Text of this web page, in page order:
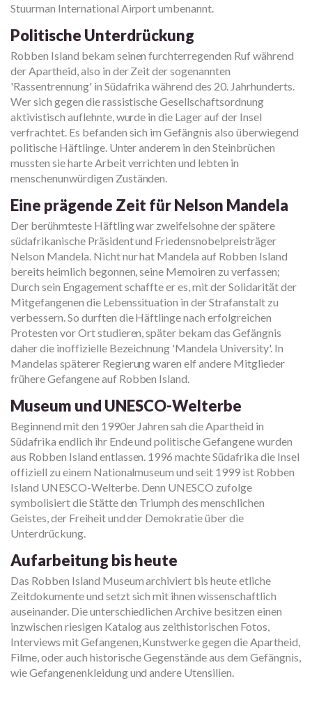
Stuurman International Airport umbenannt.
Politische Unterdrückung
Robben Island bekam seinen furchterregenden Ruf während
der Apartheid, also in der Zeit der sogenannten
'Rassentrennung' in Südafrika während des 20. Jahrhunderts.
Wer sich gegen die rassistische Gesellschaftsordnung
aktivistisch auflehnte, wurde in die Lager auf der Insel
verfrachtet. Es befanden sich im Gefängnis also überwiegend
politische Häftlinge. Unter anderem in den Steinbrüchen
mussten sie harte Arbeit verrichten und lebten in
menschenunwürdigen Zuständen.
Eine prägende Zeit für Nelson Mandela
Der berühmteste Häftling war zweifelsohne der spätere
südafrikanische Präsident und Friedensnobelpreisträger
Nelson Mandela. Nicht nur hat Mandela auf Robben Island
bereits heimlich begonnen, seine Memoiren zu verfassen;
Durch sein Engagement schaffte er es, mit der Solidarität der
Mitgefangenen die Lebenssituation in der Strafanstalt zu
verbessern. So durften die Häftlinge nach erfolgreichen
Protesten vor Ort studieren, später bekam das Gefängnis
daher die inoffizielle Bezeichnung 'Mandela University'. In
Mandelas späterer Regierung waren elf andere Mitglieder
frühere Gefangene auf Robben Island.
Museum und UNESCO-Welterbe
Beginnend mit den 1990er Jahren sah die Apartheid in
Südafrika endlich ihr Ende und politische Gefangene wurden
aus Robben Island entlassen. 1996 machte Südafrika die Insel
offiziell zu einem Nationalmuseum und seit 1999 ist Robben
Island UNESCO-Welterbe. Denn UNESCO zufolge
symbolisiert die Stätte den Triumph des menschlichen
Geistes, der Freiheit und der Demokratie über die
Unterdrückung.
Aufarbeitung bis heute
Das Robben Island Museum archiviert bis heute etliche
Zeitdokumente und setzt sich mit ihnen wissenschaftlich
auseinander. Die unterschiedlichen Archive besitzen einen
inzwischen riesigen Katalog aus zeithistorischen Fotos,
Interviews mit Gefangenen, Kunstwerke gegen die Apartheid,
Filme, oder auch historische Gegenstände aus dem Gefängnis,
wie Gefangenenkleidung und andere Utensilien.